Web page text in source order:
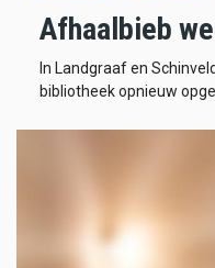
Afhaalbieb
In Landgraaf en
bibliotheek opnieuw